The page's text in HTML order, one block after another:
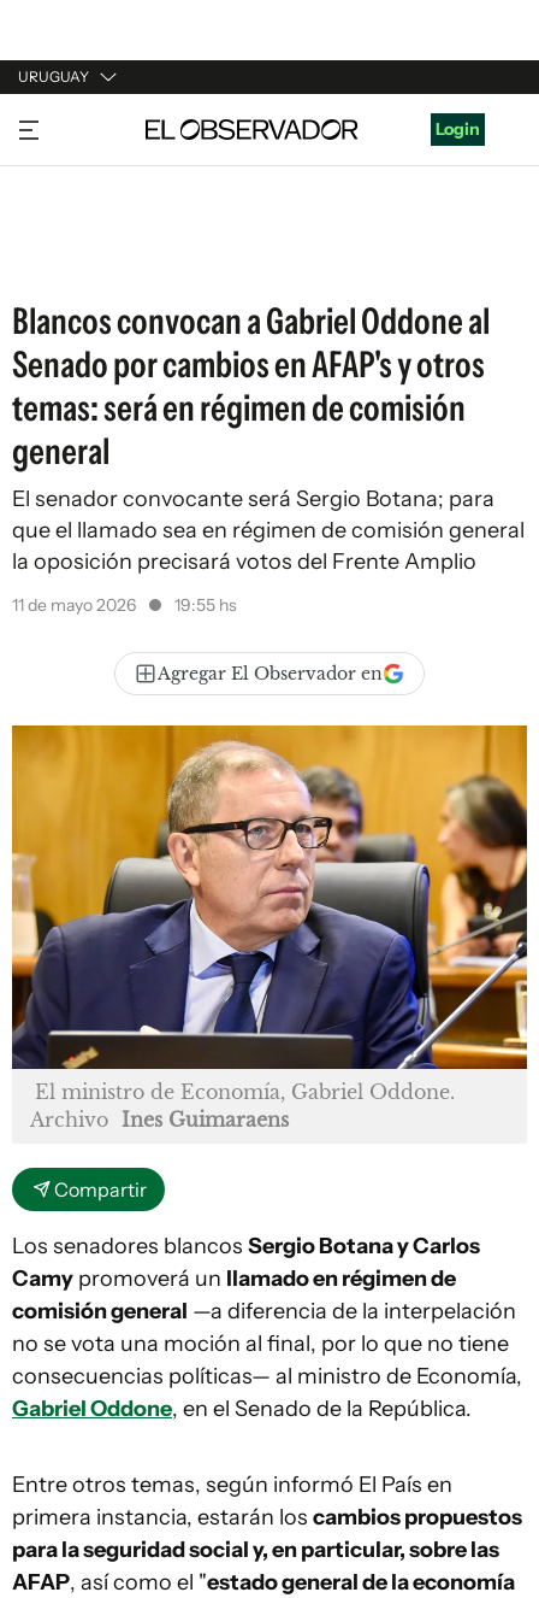
URUGUAY
URUGUAY
ARGENTINA
Login
Blancos convocan a Gabriel Oddone al
Senado por cambios en AFAP's y otros
temas: será en régimen de comisión
general
El senador convocante será Sergio Botana; para
que el llamado sea en régimen de comisión general
la oposición precisará votos del Frente Amplio
11 de mayo 2026 19:55 hs
Agregar El Observador en
El ministro de Economía, Gabriel Oddone.
Archivo Ines Guimaraens
Compartir
Los senadores blancos Sergio Botana y Carlos
Camy promoverá un llamado en régimen de
comisión general —a diferencia de la interpelación
no se vota una moción al final, por lo que no tiene
consecuencias políticas— al ministro de Economía,
Gabriel Oddone, en el Senado de la República.
Entre otros temas, según informó El País en
primera instancia, estarán los cambios propuestos
para la seguridad social y, en particular, sobre las
AFAP, así como el "estado general de la economía